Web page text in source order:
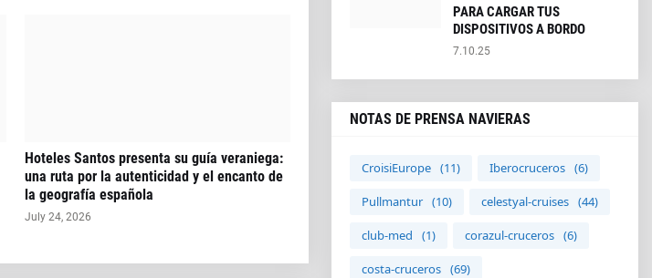
Hoteles Santos presenta su guía veraniega:
una ruta por la autenticidad y el encanto de
la geografía española
July 24, 2026
PARA CARGAR TUS
DISPOSITIVOS A BORDO
7.10.25
NOTAS DE PRENSA NAVIERAS
CroisiEurope (11) Iberocruceros (6)
Pullmantur (10) celestyal-cruises (44)
club-med (1) corazul-cruceros (6)
costa-cruceros (69)